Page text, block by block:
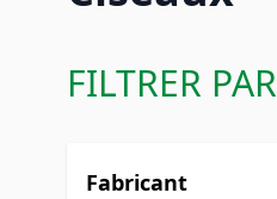
FILTRER PAR
Fabricant